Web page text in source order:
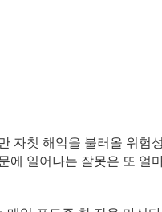
자칫 해악을 불러올 위험
에 일어나는 잘못은 또 얼